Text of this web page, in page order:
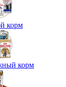
корм
корм